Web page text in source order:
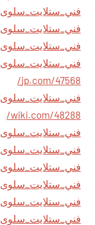
فني_ستلايت_سلوى
فني_ستلايت_سلوى
فني_ستلايت_سلوى
فني_ستلايت_سلوى
jp.com/47568/
فني_ستلايت_سلوى
wiki.com/48288/
فني_ستلايت_سلوى
فني_ستلايت_سلوى
فني_ستلايت_سلوى
فني_ستلايت_سلوى
فني_ستلايت_سلوى
فني_ستلايت_سلوى